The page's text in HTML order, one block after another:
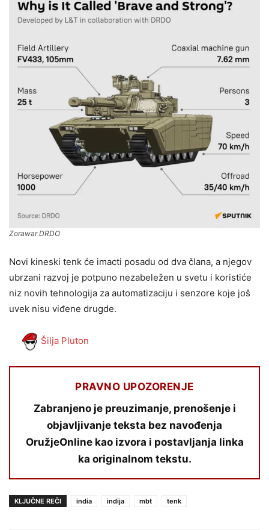
Zorawar DRDO
Novi kineski tenk će imacti posadu od dva člana, a njegov
ubrzani razvoj je potpuno nezabeležen u svetu i koristiće
niz novih tehnologija za automatizaciju i senzore koje još
uvek nisu viđene drugde.
Šilja Pluton
PRAVNO UPOZORENJE
Zabranjeno je preuzimanje, prenošenje i
objavljivanje teksta bez navođenja
OružjeOnline kao izvora i postavljanja linka
ka originalnom tekstu.
KLJUČNE REČI india indija mbt tenk